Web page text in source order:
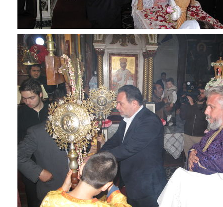
ΔΗΜΟΤΗΣ
ΕΠΙΣΚΕΠΤΗΣ
ΗΡΑΚΛΕΙΟ